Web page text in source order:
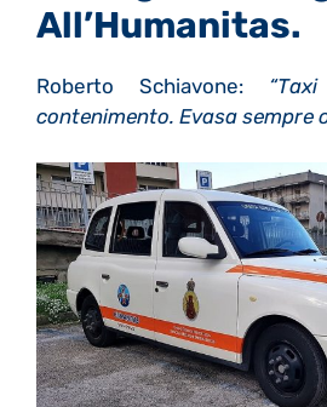
All’Humanitas.
Roberto Schiavone:
contenimento. Evasa sempre